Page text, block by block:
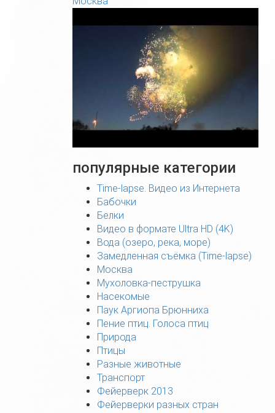
популярные категории
Time-lapse. Видео из Интернета
Бабочки
Белки
Видео в формате Ultra HD (4K)
Вода (озеро, река, море)
Замедленная съёмка (Time-lapse)
Москва
Мухоловка-пеструшка
Насекомые
Паук Аргиопа Брюнниха
Пение птиц. Голоса птиц
Природа
Птицы
Разные животные
Транспорт
Фейерверк 2013
Фейерверки разных стран